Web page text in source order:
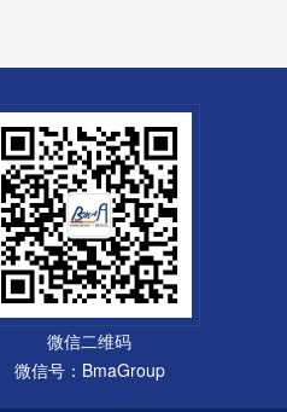
微信二维码
微信号：BmaGroup